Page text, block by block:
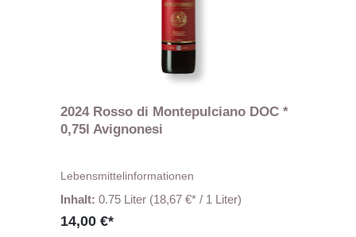
2024 Rosso di Montepulciano DOC *
0,75l Avignonesi
Lebensmittelinformationen
Inhalt: 0.75 Liter (18,67 €* / 1 Liter)
14,00 €*